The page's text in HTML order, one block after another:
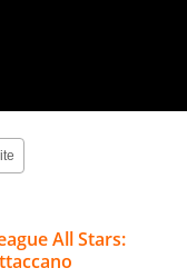
All Stars: